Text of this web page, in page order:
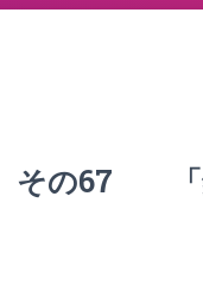
その67 「
び」